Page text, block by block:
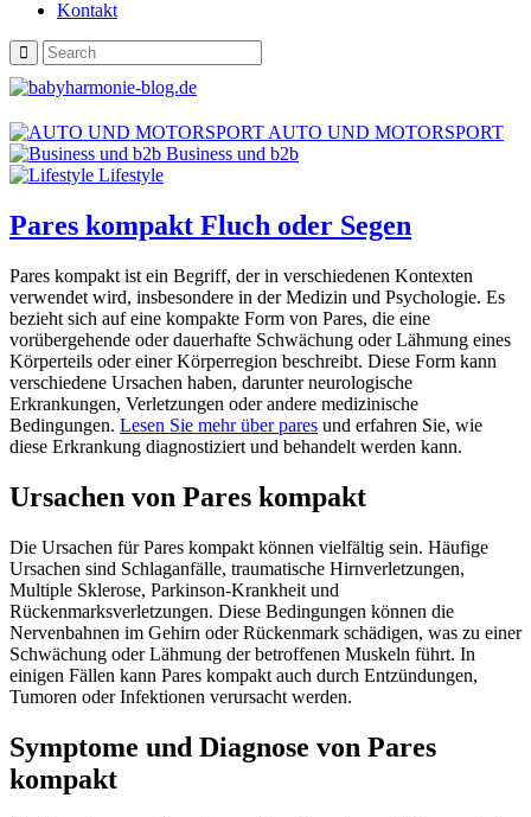
Kontakt
AUTO UND MOTORSPORT
Business und b2b
Lifestyle
Pares kompakt Fluch oder Segen
Pares kompakt ist ein Begriff, der in verschiedenen Kontexten
verwendet wird, insbesondere in der Medizin und Psychologie. Es
bezieht sich auf eine kompakte Form von Pares, die eine
vorübergehende oder dauerhafte Schwächung oder Lähmung eines
Körperteils oder einer Körperregion beschreibt. Diese Form kann
verschiedene Ursachen haben, darunter neurologische
Erkrankungen, Verletzungen oder andere medizinische
Bedingungen. Lesen Sie mehr über pares und erfahren Sie, wie
diese Erkrankung diagnostiziert und behandelt werden kann.
Ursachen von Pares kompakt
Die Ursachen für Pares kompakt können vielfältig sein. Häufige
Ursachen sind Schlaganfälle, traumatische Hirnverletzungen,
Multiple Sklerose, Parkinson-Krankheit und
Rückenmarksverletzungen. Diese Bedingungen können die
Nervenbahnen im Gehirn oder Rückenmark schädigen, was zu einer
Schwächung oder Lähmung der betroffenen Muskeln führt. In
einigen Fällen kann Pares kompakt auch durch Entzündungen,
Tumoren oder Infektionen verursacht werden.
Symptome und Diagnose von Pares
kompakt